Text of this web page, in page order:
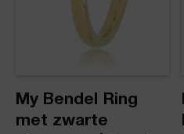
My Bendel Ring
met zwarte